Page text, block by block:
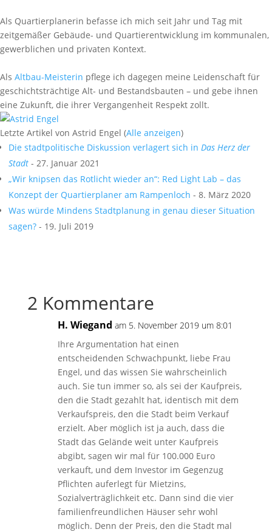
Als Quartierplanerin befasse ich mich seit Jahr und Tag mit
zeitgemäßer Gebäude- und Quartierentwicklung im kommunalen,
gewerblichen und privaten Kontext.
Als Altbau-Meisterin pflege ich dagegen meine Leidenschaft für
geschichtsträchtige Alt- und Bestandsbauten – und gebe ihnen
eine Zukunft, die ihrer Vergangenheit Respekt zollt.
Letzte Artikel von Astrid Engel (Alle anzeigen)
Die stadtpolitische Diskussion verlagert sich in Das Herz der
Stadt - 27. Januar 2021
„Wir knipsen das Rotlicht wieder an“: Red Light Lab – das
Konzept der Quartierplaner am Rampenloch - 8. März 2020
Was würde Mindens Stadtplanung in genau dieser Situation
sagen? - 19. Juli 2019
2 Kommentare
H. Wiegand am 5. November 2019 um 8:01
Ihre Argumentation hat einen
entscheidenden Schwachpunkt, liebe Frau
Engel, und das wissen Sie wahrscheinlich
auch. Sie tun immer so, als sei der Kaufpreis,
den die Stadt gezahlt hat, identisch mit dem
Verkaufspreis, den die Stadt beim Verkauf
erzielt. Aber möglich ist ja auch, dass die
Stadt das Gelände weit unter Kaufpreis
abgibt, sagen wir mal für 100.000 Euro
verkauft, und dem Investor im Gegenzug
Pflichten auferlegt für Mietzins,
Sozialverträglichkeit etc. Dann sind die vier
familienfreundlichen Häuser sehr wohl
möglich. Denn der Preis, den die Stadt mal